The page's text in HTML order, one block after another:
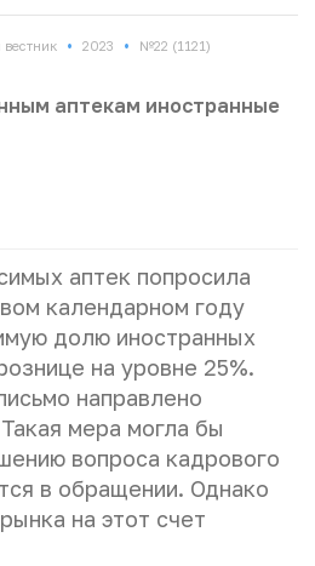
• 2023 • №22 (1121)
аптекам иностранные
аптек попросила
календарном году
долю иностранных
на уровне 25%.
направлено
мера могла бы
вопроса кадрового
в обращении. Однако
на этот счет